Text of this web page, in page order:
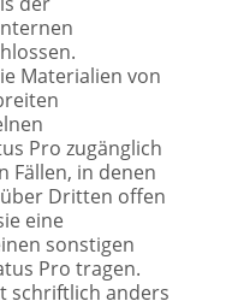
Materialien von
Pro zugänglich
Fällen, in denen
Dritten offen
eine
sonstigen
Pro tragen.
schriftlich anders